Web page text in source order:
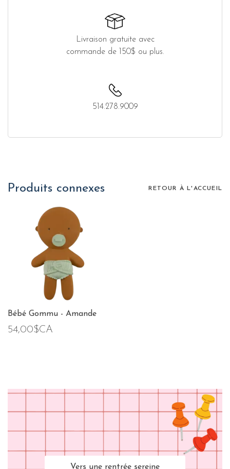
Livraison gratuite avec
commande de 150$ ou plus.
514.278.9009
Produits connexes RETOUR À L'ACCUEIL
Bébé Gommu - Amande
54,00$CA
Vers une rentrée sereine